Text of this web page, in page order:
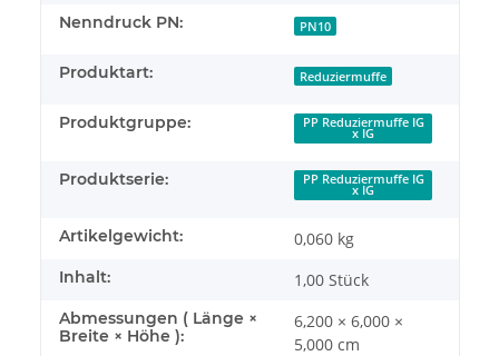
Nenndruck PN: PN10
Produktart: Reduziermuffe
Produktgruppe: PP Reduziermuffe IG
x IG
Produktserie: PP Reduziermuffe IG
x IG
Artikelgewicht: 0,060 kg
Inhalt: 1,00 Stück
Abmessungen ( Länge ×
Breite × Höhe ):
6,200 × 6,000 ×
5,000 cm